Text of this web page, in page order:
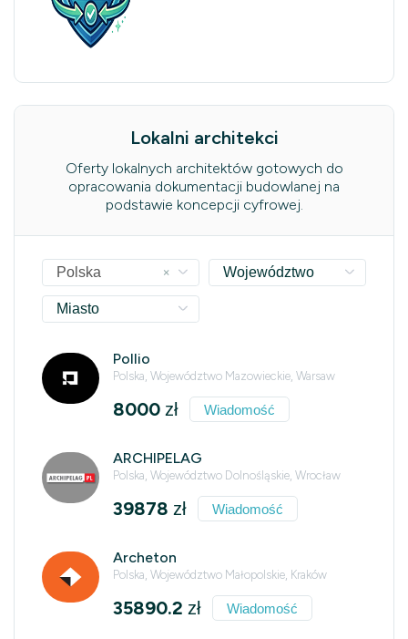
Lokalni architekci
Oferty lokalnych architektów gotowych do
opracowania dokumentacji budowlanej na
podstawie koncepcji cyfrowej.
×
Polska Województwo
Miasto
Pollio
Polska, Województwo Mazowieckie, Warsaw
8000 zł Wiadomość
ARCHIPELAG
Polska, Województwo Dolnośląskie, Wrocław
39878 zł Wiadomość
Archeton
Polska, Województwo Małopolskie, Kraków
35890.2 zł Wiadomość